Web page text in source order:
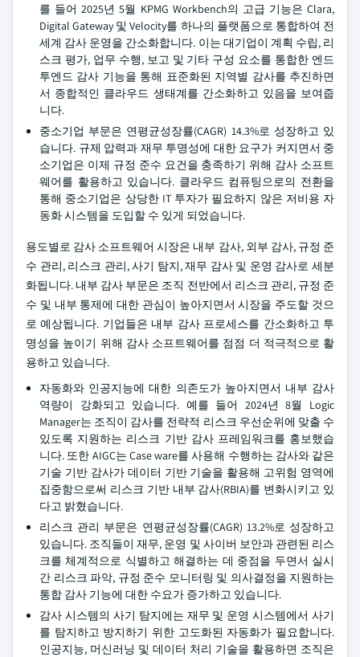
를 들어 2025년 5월 KPMG Workbench의 고급 기능은 Clara,
Digital Gateway 및 Velocity를 하나의 플랫폼으로 통합하여 전
세계 감사 운영을 간소화합니다. 이는 대기업이 계획 수립, 리
스크 평가, 업무 수행, 보고 및 기타 구성 요소를 통합한 엔드
투엔드 감사 기능을 통해 표준화된 지역별 감사를 추진하면
서 종합적인 클라우드 생태계를 간소화하고 있음을 보여줍
니다.
중소기업 부문은 연평균성장률(CAGR) 14.3%로 성장하고 있
습니다. 규제 압력과 재무 투명성에 대한 요구가 커지면서 중
소기업은 이제 규정 준수 요건을 충족하기 위해 감사 소프트
웨어를 활용하고 있습니다. 클라우드 컴퓨팅으로의 전환을
통해 중소기업은 상당한 IT 투자가 필요하지 않은 저비용 자
동화 시스템을 도입할 수 있게 되었습니다.
용도별로 감사 소프트웨어 시장은 내부 감사, 외부 감사, 규정 준
수 관리, 리스크 관리, 사기 탐지, 재무 감사 및 운영 감사로 세분
화됩니다. 내부 감사 부문은 조직 전반에서 리스크 관리, 규정 준
수 및 내부 통제에 대한 관심이 높아지면서 시장을 주도할 것으
로 예상됩니다. 기업들은 내부 감사 프로세스를 간소화하고 투
명성을 높이기 위해 감사 소프트웨어를 점점 더 적극적으로 활
용하고 있습니다.
자동화와 인공지능에 대한 의존도가 높아지면서 내부 감사
역량이 강화되고 있습니다. 예를 들어 2024년 8월 Logic
Manager는 조직이 감사를 전략적 리스크 우선순위에 맞출 수
있도록 지원하는 리스크 기반 감사 프레임워크를 홍보했습
니다. 또한 AIGC는 Case ware를 사용해 수행하는 감사와 같은
기술 기반 감사가 데이터 기반 기술을 활용해 고위험 영역에
집중함으로써 리스크 기반 내부 감사(RBIA)를 변화시키고 있
다고 밝혔습니다.
리스크 관리 부문은 연평균성장률(CAGR) 13.2%로 성장하고
있습니다. 조직들이 재무, 운영 및 사이버 보안과 관련된 리스
크를 체계적으로 식별하고 해결하는 데 중점을 두면서 실시
간 리스크 파악, 규정 준수 모니터링 및 의사결정을 지원하는
통합 감사 기능에 대한 수요가 증가하고 있습니다.
감사 시스템의 사기 탐지에는 재무 및 운영 시스템에서 사기
를 탐지하고 방지하기 위한 고도화된 자동화가 필요합니다.
인공지능, 머신러닝 및 데이터 처리 기술을 활용하면 조직은